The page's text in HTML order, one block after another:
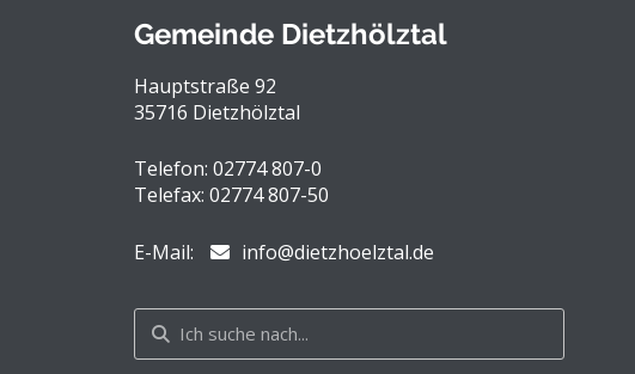
Gemeinde Dietzhölztal
Hauptstraße 92
35716 Dietzhölztal
Telefon: 02774 807-0
Telefax: 02774 807-50
E-Mail: info@dietzhoelztal.de